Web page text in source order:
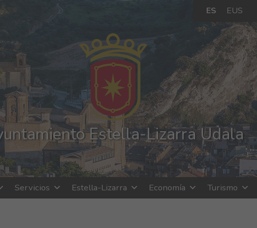
ES EUS
Estella-Lizarra Udala
Servicios Estella-Lizarra Economía Turismo